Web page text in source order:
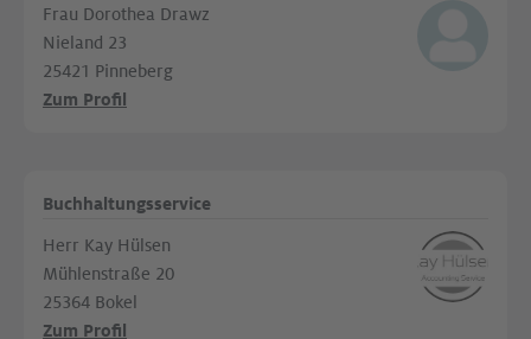
Frau Dorothea Drawz
Nieland 23
25421 Pinneberg
Zum Profil
Buchhaltungsservice
Herr Kay Hülsen
Mühlenstraße 20
25364 Bokel
Zum Profil